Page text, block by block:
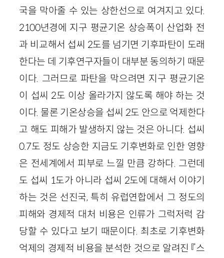
국을 막아줄 수 있는 상한선으로 여겨지고 있다.
2100년경에 지구 평균기온 상승폭이 산업화 전
과 비교해서 섭씨 2도를 넘기면 기후파탄이 도래
한다는 데 기후연구자들이 대부분 동의하기 때문
이다. 그러므로 파탄을 막으려면 지구 평균기온
이 섭씨 2도 이상 올라가지 않도록 해야 하는 것
이다. 물론 기온상승을 섭씨 2도 안으로 억제한다
고 해도 피해가 발생하지 않는 것은 아니다. 섭씨
0.7도 정도 상승한 지금도 기후변화로 인한 영향
은 전세계에서 피부로 느낄 만큼 강하다. 그런데
도 섭씨 1도가 아니라 섭씨 2도에 대해서 이야기
하는 것은 선진국, 특히 유럽연합에서 그 정도의
피해와 경제적 대처 비용은 인류가 그럭저럭 감
당할 수 있다고 보기 때문이다. 최초로 기후변화
억제의 경제적 비용을 분석한 것으로 알려진 『스